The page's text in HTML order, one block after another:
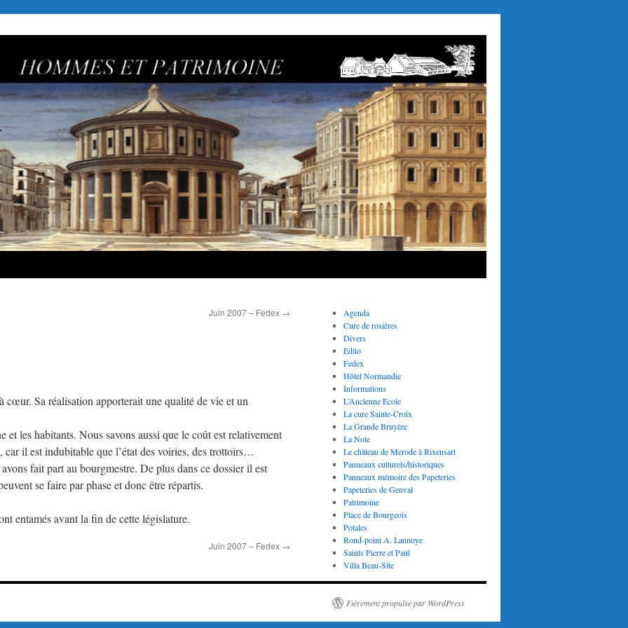
Juin 2007 – Fedex →
cœur. Sa réalisation apporterait une qualité de vie et un
et les habitants. Nous savons aussi que le coût est relativement
il est indubitable que l’état des voiries, des trottoirs…
fait part au bourgmestre. De plus dans ce dossier il est
se faire par phase et donc être répartis.
entamés avant la fin de cette législature.
Juin 2007 – Fedex →
Agenda
Cure de rosières
Divers
Edito
Fedex
Hôtel Normandie
Informations
L’Ancienne Ecole
La cure Sainte-Croix
La Grande Bruyère
La Note
Le château de Merode à Rixensart
Panneaux culturels/historiques
Panneaux mémoire des Papeteries
Papeteries de Genval
Patrimoine
Place de Bourgeois
Potales
Rond-point A. Lannoye
Saints Pierre et Paul
Villa Beau-Site
Fièrement propulsé par WordPress